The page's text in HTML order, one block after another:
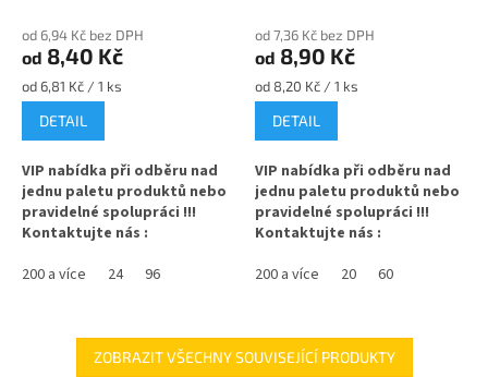
od 6,94 Kč bez DPH
od 8,40 Kč
Měrná
cena:
od 6,81 Kč / 1 ks
DETAIL
VIP nabídka při odběru nad
jednu paletu produktů nebo
pravidelné spolupráci !!!
Kontaktujte nás :
med, marmelády, džemy,
ořechové máslo, ovoce nebo
200 a více 24 96
od 7,36 Kč bez DPH
od 8,90 Kč
Měrná
cena:
od 8,20 Kč / 1 ks
DETAIL
VIP nabídka při odběru nad
jednu paletu produktů nebo
pravidelné spolupráci !!!
Kontaktujte nás :
TO 82 vhodná pro med,
marmelády, džemy, pesto,
200 a více 20 60
ZOBRAZIT VŠECHNY SOUVISEJÍCÍ PRODUKTY